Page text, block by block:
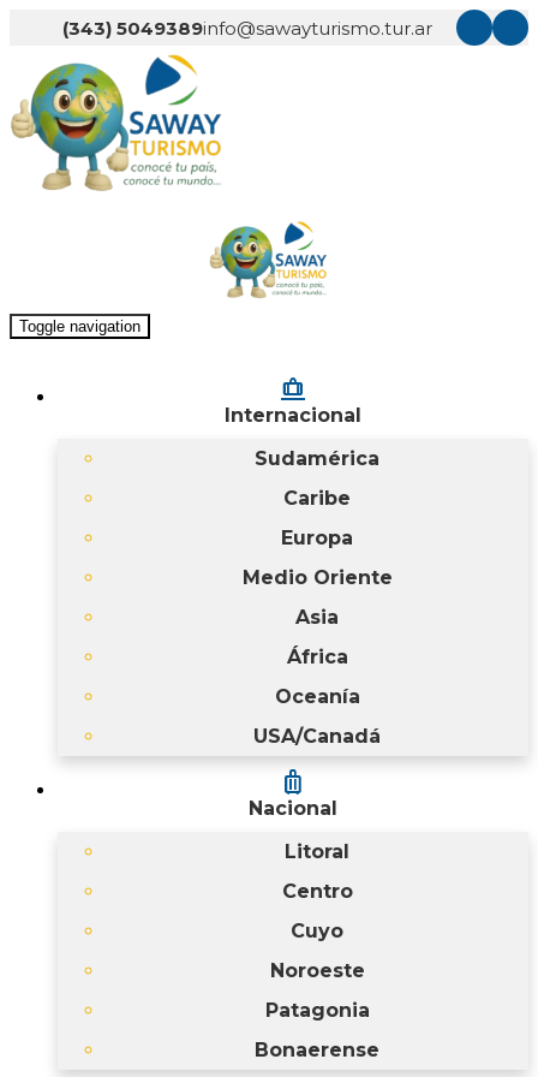
(343) 5049389info@sawayturismo.tur.ar
Toggle navigation
checked_bag
Internacional
Sudamérica
Caribe
Europa
Medio Oriente
Asia
África
Oceanía
USA/Canadá
luggage
Nacional
Litoral
Centro
Cuyo
Noroeste
Patagonia
Bonaerense